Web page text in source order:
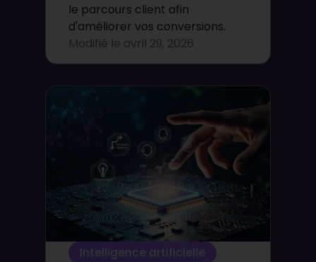
le parcours client afin
d'améliorer vos conversions.
Modifié le avril 29, 2026
Intelligence artificielle